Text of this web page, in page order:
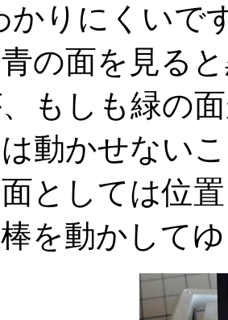
かりにくいで
の面を見る
もしも緑の
動かせない
としては位
を動かして